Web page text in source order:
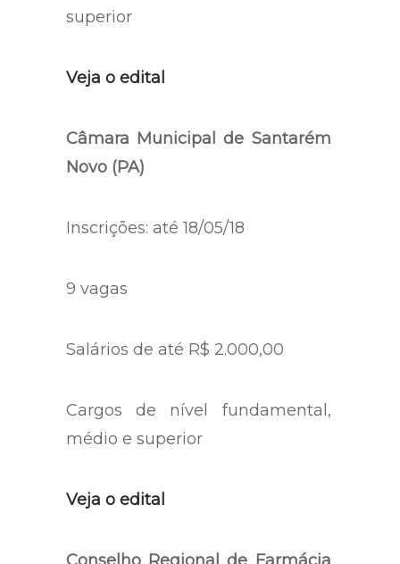
superior
Veja o edital
Câmara Municipal de Santarém
Novo (PA)
Inscrições: até 18/05/18
9 vagas
Salários de até R$ 2.000,00
Cargos de nível fundamental,
médio e superior
Veja o edital